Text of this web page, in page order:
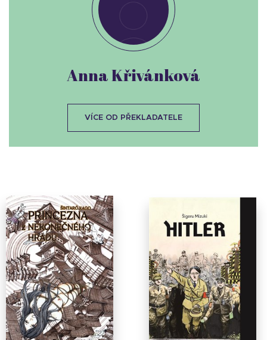
Anna Křivánková
VÍCE OD PŘEKLADATELE